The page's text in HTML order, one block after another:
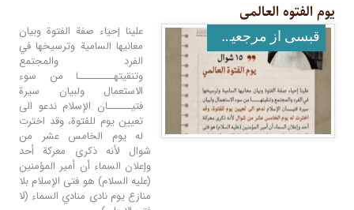
یوم الفتوه العالمی
قبسی از مرجعیت عالیقدر
علينا إحياء صفة الفتوة وبيان
معانيها السامية وترسيخها في
الفرد والمجتمع
وتنقيتهـــــــــا من سوء
الاستعمال ولبيان سيرة
فتيــــــان الإسلام ندعو الى
تعيين يوم للفتوة، وقد اخترت
له يوم الخامس عشر من
شوال لأنه ذكرى معركة أحد
وإعلان السماء أن أمير المؤمنين
(عليه السلام) هو فتى الإسلام بلا
منازع يوم نادى منادي السماء (لا